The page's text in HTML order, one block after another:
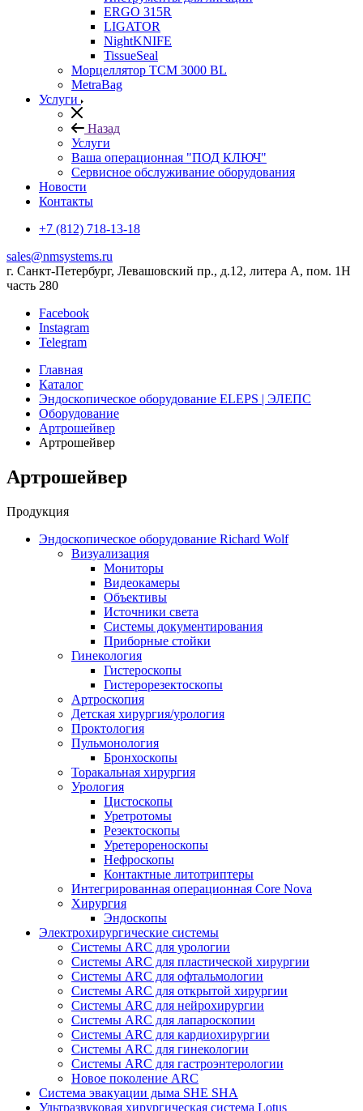
ERGO 315R
LIGATOR
NightKNIFE
TissueSeal
Морцеллятор ТСМ 3000 BL
MetraBag
Услуги
Назад
Услуги
Ваша операционная "ПОД КЛЮЧ"
Сервисное обслуживание оборудования
Новости
Контакты
+7 (812) 718-13-18
sales@nmsystems.ru
г. Санкт-Петербург, Левашовский пр., д.12, литера А, пом. 1Н
часть 280
Facebook
Instagram
Telegram
Главная
Каталог
Эндоскопическое оборудование ELEPS | ЭЛЕПС
Оборудование
Артрошейвер
Артрошейвер
Артрошейвер
Продукция
Эндоскопическое оборудование Richard Wolf
Визуализация
Мониторы
Видеокамеры
Объективы
Источники света
Системы документирования
Приборные стойки
Гинекология
Гистероскопы
Гистерорезектоскопы
Артроскопия
Детская хирургия/урология
Проктология
Пульмонология
Бронхоскопы
Торакальная хирургия
Урология
Цистоскопы
Уретротомы
Резектоскопы
Уретерореноскопы
Нефроскопы
Контактные литотриптеры
Интегрированная операционная Core Nova
Хирургия
Эндоскопы
Электрохирургические системы
Системы ARC для урологии
Системы ARC для пластической хирургии
Системы ARC для офтальмологии
Системы ARC для открытой хирургии
Системы ARC для нейрохирургии
Системы ARC для лапароскопии
Системы ARC для кардиохирургии
Системы ARC для гинекологии
Системы ARC для гастроэнтерологии
Новое поколение ARC
Система эвакуации дыма SHE SHA
Ультразвуковая хирургическая система Lotus